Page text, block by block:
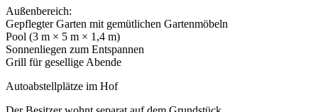
Außenbereich:
Gepflegter Garten mit gemütlichen Gartenmöbeln
Pool (3 m × 5 m × 1,4 m)
Sonnenliegen zum Entspannen
Grill für gesellige Abende
Autoabstellplätze im Hof